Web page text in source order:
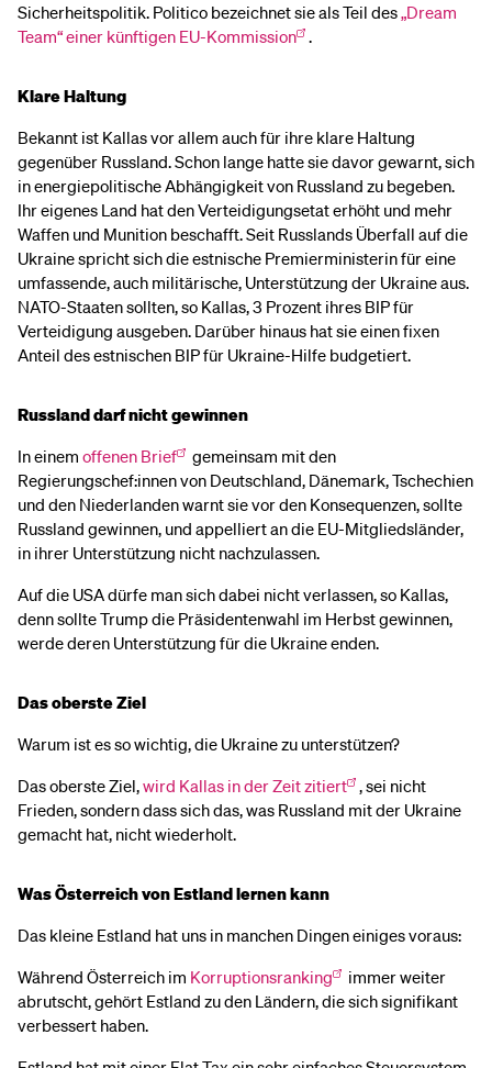
Sicherheitspolitik. Politico bezeichnet sie als Teil des„Dream
Team“ einer künftigen EU-Kommission .
Klare Haltung
Bekannt ist Kallas vor allem auch für ihre klare Haltung
gegenüber Russland. Schon lange hatte sie davor gewarnt, sich
in energiepolitische Abhängigkeit von Russland zu begeben.
Ihr eigenes Land hat den Verteidigungsetat erhöht und mehr
Waffen und Munition beschafft. Seit Russlands Überfall auf die
Ukraine spricht sich die estnische Premierministerin für eine
umfassende, auch militärische, Unterstützung der Ukraine aus.
NATO-Staaten sollten, so Kallas, 3 Prozent ihres BIP für
Verteidigung ausgeben. Darüber hinaus hat sie einen fixen
Anteil des estnischen BIP für Ukraine-Hilfe budgetiert.
Russland darf nicht gewinnen
In einem offenen Brief
gemeinsam mit den
Regierungschef:innen von Deutschland, Dänemark, Tschechien
und den Niederlanden warnt sie vor den Konsequenzen, sollte
Russland gewinnen, und appelliert an die EU-Mitgliedsländer,
in ihrer Unterstützung nicht nachzulassen.
Auf die USA dürfe man sich dabei nicht verlassen, so Kallas,
denn sollte Trump die Präsidentenwahl im Herbst gewinnen,
werde deren Unterstützung für die Ukraine enden.
Das oberste Ziel
Warum ist es so wichtig, die Ukraine zu unterstützen?
Das oberste Ziel,wird Kallas in der Zeit zitiert , sei nicht
Frieden, sondern dass sich das, was Russland mit der Ukraine
gemacht hat, nicht wiederholt.
Was Österreich von Estland lernen kann
Das kleine Estland hat uns in manchen Dingen einiges voraus:
Während Österreich im Korruptionsranking
immer weiter
abrutscht, gehört Estland zu den Ländern, die sich signifikant
verbessert haben.